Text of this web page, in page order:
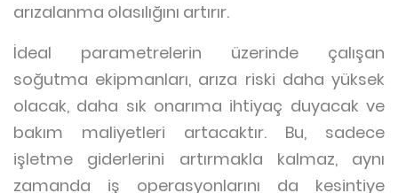
arızalanma olasılığını artırır.
İdeal parametrelerin üzerinde çalışan
soğutma ekipmanları, arıza riski daha yüksek
olacak, daha sık onarıma ihtiyaç duyacak ve
bakım maliyetleri artacaktır. Bu, sadece
işletme giderlerini artırmakla kalmaz, aynı
zamanda iş operasyonlarını da kesintiye